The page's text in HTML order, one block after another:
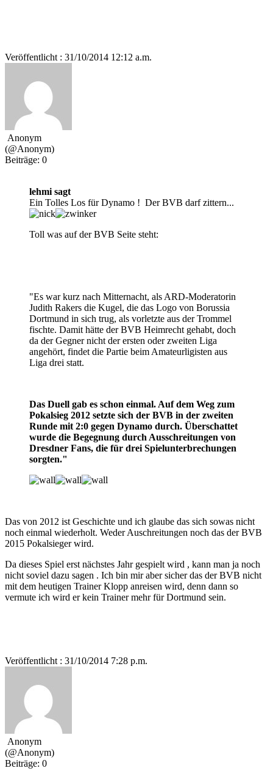
Veröffentlicht : 31/10/2014 12:12 a.m.
Anonym
(@Anonym)
Beiträge: 0
lehmi sagt
Ein Tolles Los für Dynamo ! Der BVB darf zittern...
Toll was auf der BVB Seite steht:
"Es war kurz nach Mitternacht, als ARD-Moderatorin
Judith Rakers die Kugel, die das Logo von Borussia
Dortmund in sich trug, als vorletzte aus der Trommel
fischte. Damit hätte der BVB Heimrecht gehabt, doch
da der Gegner nicht der ersten oder zweiten Liga
angehört, findet die Partie beim Amateurligisten aus
Liga drei statt.
Das Duell gab es schon einmal. Auf dem Weg zum
Pokalsieg 2012 setzte sich der BVB in der zweiten
Runde mit 2:0 gegen Dynamo durch. Überschattet
wurde die Begegnung durch Ausschreitungen von
Dresdner Fans, die für drei Spielunterbrechungen
sorgten."
Das von 2012 ist Geschichte und ich glaube das sich sowas nicht
noch einmal wiederholt. Weder Auschreitungen noch das der BVB
2015 Pokalsieger wird.
Da dieses Spiel erst nächstes Jahr gespielt wird , kann man ja noch
nicht soviel dazu sagen . Ich bin mir aber sicher das der BVB nicht
mit dem heutigen Trainer Klopp anreisen wird, denn dann so
vermute ich wird er kein Trainer mehr für Dortmund sein.
Veröffentlicht : 31/10/2014 7:28 p.m.
Anonym
(@Anonym)
Beiträge: 0